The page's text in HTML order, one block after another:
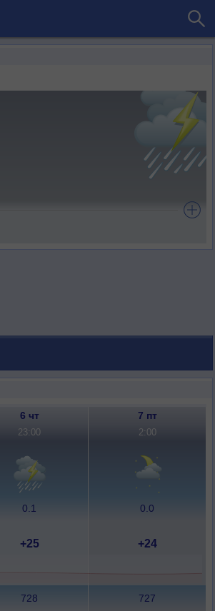
6 чт 7 пт
23:00 2:00
0.1 0.0
+25 +24
728 727